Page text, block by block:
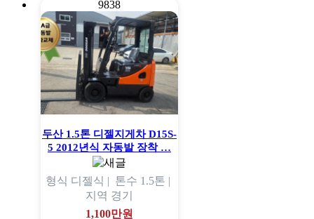
9838
두산 1.5톤 디젤지게차 D15S-
5 2012년식 자동발 장착 …
형식 디젤식 | 톤수 1.5톤 |
지역 경기
1,100만원